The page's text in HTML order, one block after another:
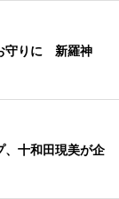
守りに 新羅神
、十和田現美が企